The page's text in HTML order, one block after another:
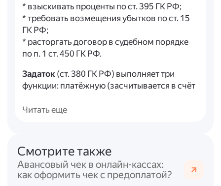
* взыскивать проценты по ст. 395 ГК РФ;
* требовать возмещения убытков по ст. 15
ГК РФ;
* расторгать договор в судебном порядке
по п. 1 ст. 450 ГК РФ.
Задаток(ст. 380 ГК РФ) выполняет три
функции: платёжную (засчитывается в счёт
(подтверждает заключение договора) и
* письменная форма соглашения о задатке
обязательна независимо от суммы;
* при сомнениях в квалификации
уплаченной суммы она считается авансом,
Читать еще
Смотрите также
Авансовый чек в онлайн-кассах:
как оформить чек с предоплатой?